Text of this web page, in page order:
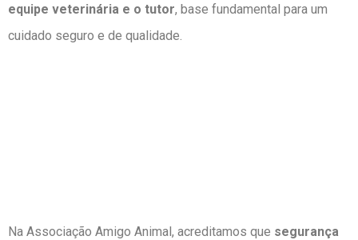
equipe veterinária e o tutor, base fundamental para um
cuidado seguro e de qualidade.
Na Associação Amigo Animal, acreditamos que segurança